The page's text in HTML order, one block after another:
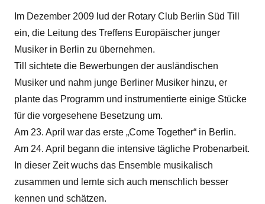
Im Dezember 2009 lud der Rotary Club Berlin Süd Till
ein, die Leitung des Treffens Europäischer junger
Musiker in Berlin zu übernehmen.
Till sichtete die Bewerbungen der ausländischen
Musiker und nahm junge Berliner Musiker hinzu, er
plante das Programm und instrumentierte einige Stücke
für die vorgesehene Besetzung um.
Am 23. April war das erste „Come Together“ in Berlin.
Am 24. April begann die intensive tägliche Probenarbeit.
In dieser Zeit wuchs das Ensemble musikalisch
zusammen und lernte sich auch menschlich besser
kennen und schätzen.